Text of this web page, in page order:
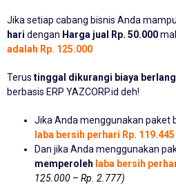
Jika setiap cabang bisnis Anda mampu
hari dengan Harga jual Rp. 50.000
adalah Rp. 125.000
Terus tinggal dikurangi biaya
berbasis ERP YAZCORP.id deh!
Jika Anda menggunakan paket
laba bersih perhari Rp. 119.445
Dan jika Anda menggunakan
memperoleh laba bersih
125.000 – Rp. 2.777)